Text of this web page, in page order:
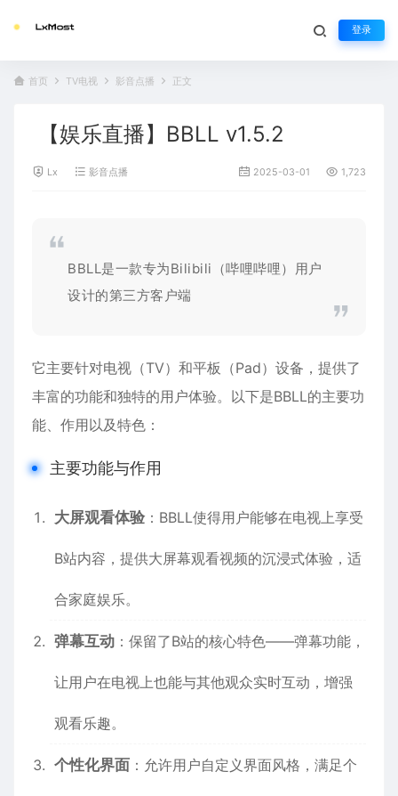
登录
首页 TV电视 影音点播 正文
【娱乐直播】BBLL v1.5.2
Lx 影音点播 2025-03-01 1,723
BBLL是一款专为Bilibili（哔哩哔哩）用户
设计的第三方客户端
它主要针对电视（TV）和平板（Pad）设备，提供了
丰富的功能和独特的用户体验。以下是BBLL的主要功
能、作用以及特色：
主要功能与作用
大屏观看体验：BBLL使得用户能够在电视上享受
B站内容，提供大屏幕观看视频的沉浸式体验，适
合家庭娱乐。
弹幕互动 ：保留了B站的核心特色——弹幕功能，
让用户在电视上也能与其他观众实时互动，增强
观看乐趣。
个性化界面 ：允许用户自定义界面风格，满足个